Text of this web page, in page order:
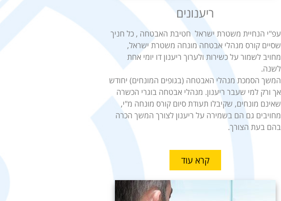
​ריענונים
עפ"י הנחיית משטרת ישראל חטיבת האבטחה , כל חניך
שסיים קורס מנהלי אבטחה מונחה משטרת ישראל,
מחויב לשמור על כשירות ולערוך ריענון דו יומי אחת
לשנה.
המשך הסמכת מנהלי האבטחה (בגופים המונחים) יחודש
אך ורק למי שעבר ריענון. מנהלי אבטחה בוגרי הכשרה
שאינם מונחים, שקיבלו תעודת סיום קורס מונחה מ"י,
מחויבים גם הם בשמירה על ריענון לצורך המשך הכרה
בהם בעת הצורך.
קרא עוד